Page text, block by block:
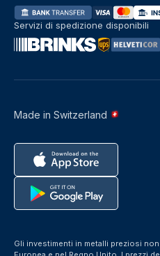
Made in Switzerland
Servizi di spedizione disponibili
Gli investimenti in metalli preziosi